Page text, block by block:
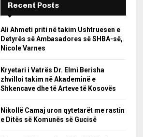
Recent Posts
Ali Ahmeti priti në takim Ushtruesen e
Detyrës së Ambasadores së SHBA-së,
Nicole Varnes
Kryetari i Vatrës Dr. Elmi Berisha
zhvilloi takim në Akademinë e
Shkencave dhe të Arteve të Kosovës
Nikollë Camaj uron qytetarët me rastin
e Ditës së Komunës së Gucisë